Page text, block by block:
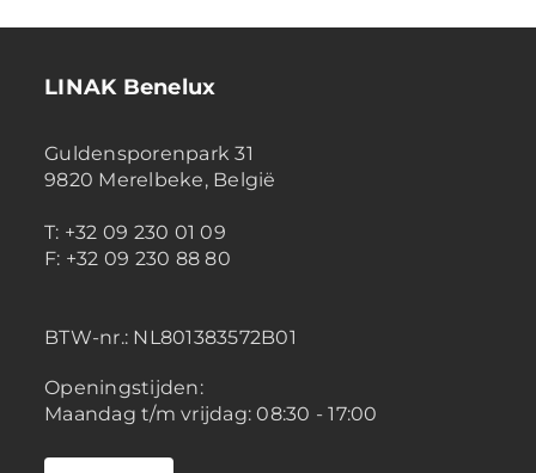
LINAK Benelux
Guldensporenpark 31
9820 Merelbeke, België
T: +32 09 230 01 09
F: +32 09 230 88 80
BTW-nr.: NL801383572B01
Openingstijden:
Maandag t/m vrijdag: 08:30 - 17:00